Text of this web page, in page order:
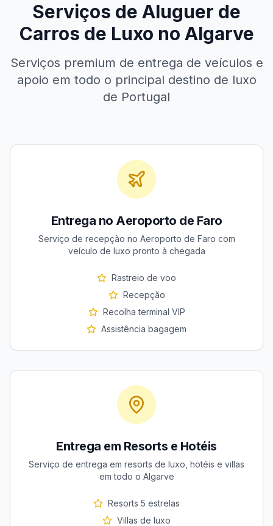
Serviços de Aluguer de
Carros de Luxo no Algarve
Serviços premium de entrega de veículos e
apoio em todo o principal destino de luxo
de Portugal
Entrega no Aeroporto de Faro
Serviço de recepção no Aeroporto de Faro com
veículo de luxo pronto à chegada
Rastreio de voo
Recepção
Recolha terminal VIP
Assistência bagagem
Entrega em Resorts e Hotéis
Serviço de entrega em resorts de luxo, hotéis e villas
em todo o Algarve
Resorts 5 estrelas
Villas de luxo